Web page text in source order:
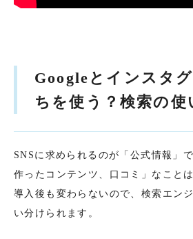
Googleとインスタ
ちを使う？検索の使
SNSに求められるのが「公式情報」
作ったコンテンツ、口コミ」なこと
導入後も変わらないので、検索エン
い分けられます。